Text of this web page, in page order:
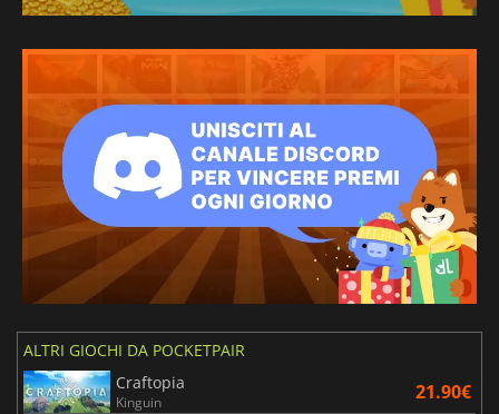
ALTRI GIOCHI DA POCKETPAIR
Craftopia
Kinguin 21.90€